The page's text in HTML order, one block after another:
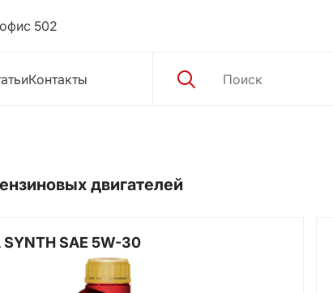
502
Контакты
двигателей
SYNTH SAE 5W-30